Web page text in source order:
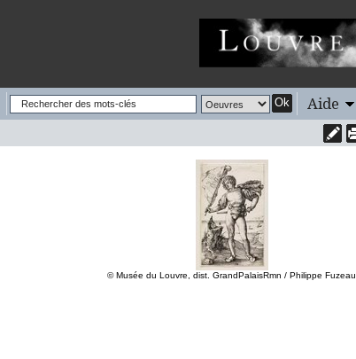
Ok Aide
© Musée du Louvre, dist. GrandPalaisRmn / Philippe Fuzeau